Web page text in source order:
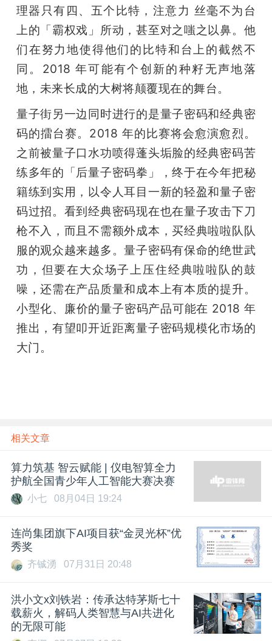
理器只有四、五个比特，注意力 丝毫不为台
上的「霸权戏」所动，甚至对之嗤之以鼻。他
们在努力地使得他们的比特和台上的截然不
同。2018 年可能有个创新的种籽无声地落
地，未来长成的大树将颠覆现在的舞台。
量子街另一边同时进行的是量子密码和经典密
码的擂台赛。2018 年的比赛将会愈演愈烈。
之前被量子口水功喷得蓬头垢脸的经典密码苦
练多年的「后量子密码拳」，终于在今年把秘
籍练到实用，以令人耳目一新的轻盈和量子密
码过招。看到经典密码现在也在量子攻击下刀
枪不入，而且不需额外成本，买经典啦啦队队
服的观众越来越多。量子密码有保命的绝世武
功，但要在大众场子上压住经典啦啦队的鼓
噪，还需在产品质量和成本上有本质的提升。
小型化、廉价的量子密码产品可能在 2018 年
推出，有望叩开近距离量子密码规模化市场的
大门。
相关文章
算力筑基 智云赋能 | 仪电智算全力
护航全国青少年人工智能大赛决赛
小七 08月04日 19:24
连尚集团旗下AI项目获“金灵光杯”优
秀奖
齐铖湧 07月31日 20:48
洪小文x刘铁岩：传承达特茅斯七十
载薪火，解码人类智慧与AI共进化
的无限可能